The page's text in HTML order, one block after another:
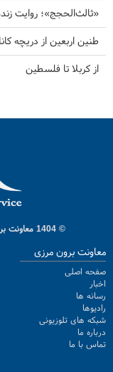
«ثالث‌الحجج»؛ روایت
طنین اربعین از دریچه
از کربلا تا فلسطین
© 1404 معاونت برون مرزی صدا و سیمای جمهوری اسلامی ایران
معاونت برون مرزی
صفحه اصلی
اخبار
رسانه ها
رادیوها
شبکه های تلوزیونی
درباره ما
تماس با ما